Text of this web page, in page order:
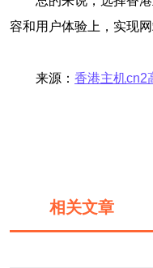
容和用户体验上，实现
来源： 香港主机cn2
相关文章